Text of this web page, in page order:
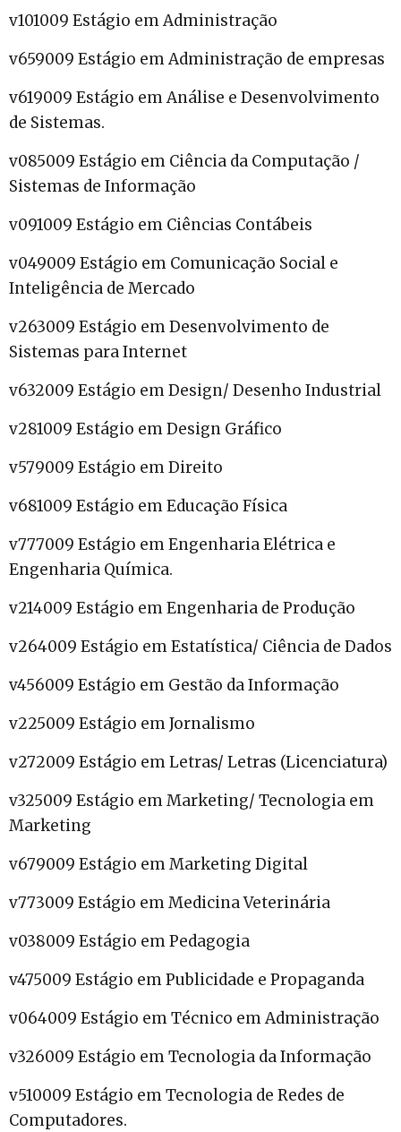
v101009 Estágio em Administração
v659009 Estágio em Administração de empresas
v619009 Estágio em Análise e Desenvolvimento
de Sistemas.
v085009 Estágio em Ciência da Computação /
Sistemas de Informação
v091009 Estágio em Ciências Contábeis
v049009 Estágio em Comunicação Social e
Inteligência de Mercado
v263009 Estágio em Desenvolvimento de
Sistemas para Internet
v632009 Estágio em Design/ Desenho Industrial
v281009 Estágio em Design Gráfico
v579009 Estágio em Direito
v681009 Estágio em Educação Física
v777009 Estágio em Engenharia Elétrica e
Engenharia Química.
v214009 Estágio em Engenharia de Produção
v264009 Estágio em Estatística/ Ciência de Dados
v456009 Estágio em Gestão da Informação
v225009 Estágio em Jornalismo
v272009 Estágio em Letras/ Letras (Licenciatura)
v325009 Estágio em Marketing/ Tecnologia em
Marketing
v679009 Estágio em Marketing Digital
v773009 Estágio em Medicina Veterinária
v038009 Estágio em Pedagogia
v475009 Estágio em Publicidade e Propaganda
v064009 Estágio em Técnico em Administração
v326009 Estágio em Tecnologia da Informação
v510009 Estágio em Tecnologia de Redes de
Computadores.